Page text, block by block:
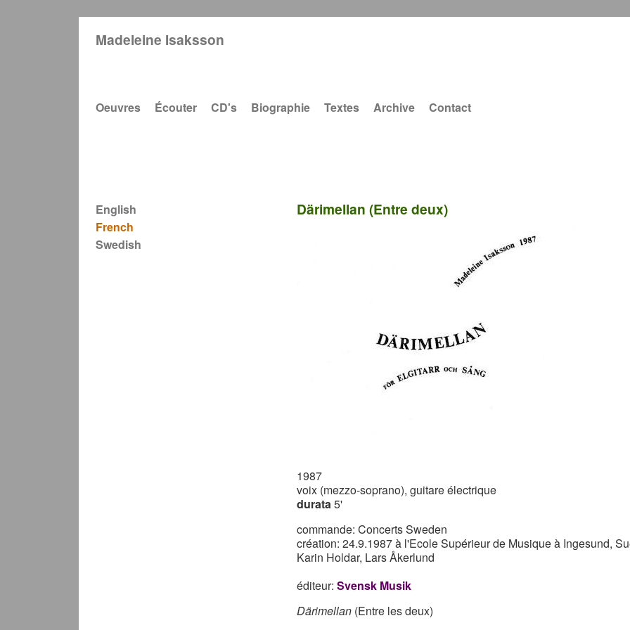
Madeleine Isaksson
Main navigation
Oeuvres Écouter CD's Biographie Textes Archive Contact
English
French
Swedish
Därimellan (Entre deux)
1987
voix (mezzo-soprano), guitare électrique
durata5'
commande: Concerts Sweden
création: 24.9.1987 à l'Ecole Supérieur de Musique à Ingesund,
Karin Holdar, Lars Åkerlund
éditeur: Svensk Musik
Därimellan (Entre les deux)